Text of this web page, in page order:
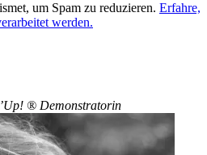
um Spam zu reduzieren. Erfahre,
werden.
® Demonstratorin